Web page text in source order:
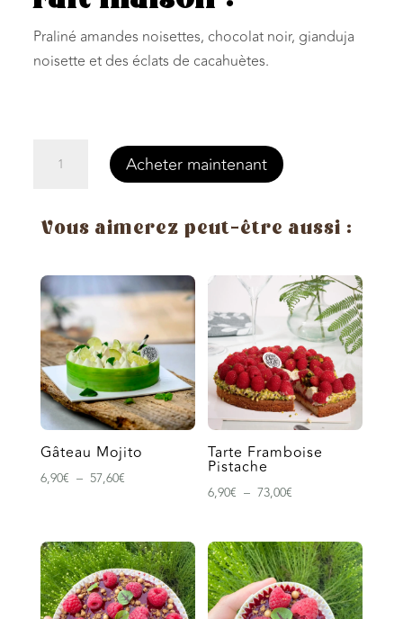
Praliné amandes noisettes, chocolat noir, gianduja
noisette et des éclats de cacahuètes.
Acheter maintenant
Vous aimerez peut-être aussi :
Gâteau Mojito
6,90€ – 57,60€Plage
6,90€
à
57,60€
Tarte Framboise
Pistache
6,90€ – 73,00€
prix :
6,90€
à
73,00€